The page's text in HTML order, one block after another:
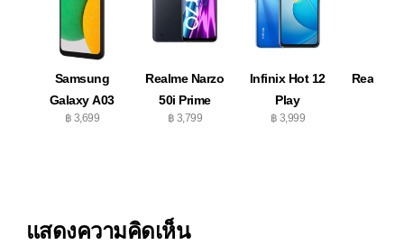
Samsung
Galaxy A03
฿ 3,699
Realme Narzo
50i Prime
฿ 3,799
Infinix Hot 12
Play
฿ 3,999
Realme
แสดงความคิดเห็น